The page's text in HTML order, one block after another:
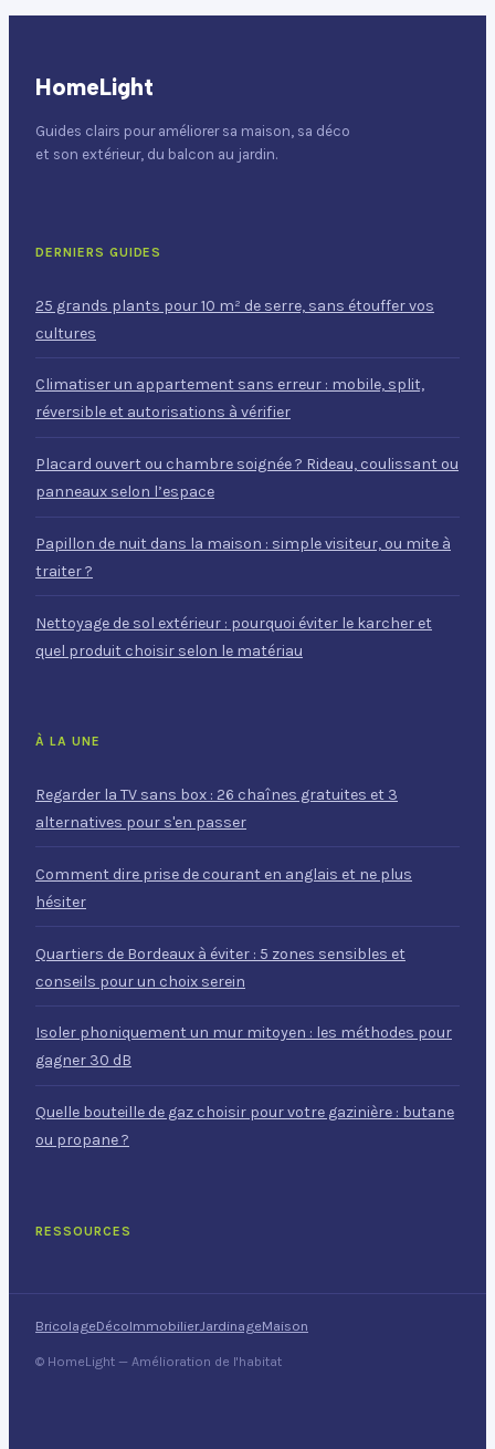
HomeLight
Guides clairs pour améliorer sa maison, sa déco
et son extérieur, du balcon au jardin.
DERNIERS GUIDES
25 grands plants pour 10 m² de serre, sans étouffer vos
cultures
Climatiser un appartement sans erreur : mobile, split,
réversible et autorisations à vérifier
Placard ouvert ou chambre soignée ? Rideau, coulissant ou
panneaux selon l’espace
Papillon de nuit dans la maison : simple visiteur, ou mite à
traiter ?
Nettoyage de sol extérieur : pourquoi éviter le karcher et
quel produit choisir selon le matériau
À LA UNE
Regarder la TV sans box : 26 chaînes gratuites et 3
alternatives pour s'en passer
Comment dire prise de courant en anglais et ne plus
hésiter
Quartiers de Bordeaux à éviter : 5 zones sensibles et
conseils pour un choix serein
Isoler phoniquement un mur mitoyen : les méthodes pour
gagner 30 dB
Quelle bouteille de gaz choisir pour votre gazinière : butane
ou propane ?
RESSOURCES
BricolageDécoImmobilierJardinageMaison
© HomeLight — Amélioration de l'habitat